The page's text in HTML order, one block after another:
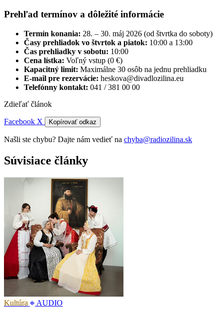
Prehľad termínov a dôležité informácie
Termín konania: 28. – 30. máj 2026 (od štvrtka do soboty)
Časy prehliadok vo štvrtok a piatok: 10:00 a 13:00
Čas prehliadky v sobotu: 10:00
Cena lístka: Voľný vstup (0 €)
Kapacitný limit: Maximálne 30 osôb na jednu prehliadku
E-mail pre rezervácie: heskova@divadlozilina.eu
Telefónny kontakt: 041 / 381 00 00
Zdieľať článok
Facebook X Kopírovať odkaz
Našli ste chybu? Dajte nám vedieť na chyba@radiozilina.sk
Súvisiace články
Kultúra AUDIO